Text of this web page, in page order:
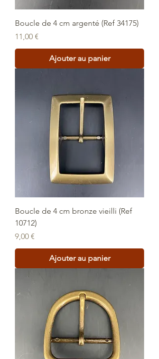
Boucle de 4 cm argenté (Ref 34175)
Prix
11,00 €
Ajouter au panier
Boucle de 4 cm bronze vieilli (Ref
10712)
Prix
9,00 €
Ajouter au panier